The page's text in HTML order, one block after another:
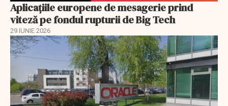
Aplicațiile europene de mesagerie prind
viteză pe fondul rupturii de Big Tech
29 IUNIE 2026